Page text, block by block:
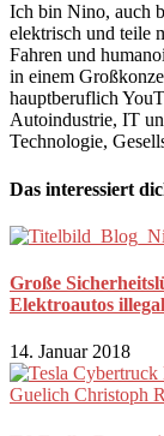
Ich bin Nino, auch
elektrisch und teile
Fahren und
in einem
hauptberuflich
Autoindustrie, IT
Technologie,
Das interessiert
Große
Elektroautos
14. Januar 2018